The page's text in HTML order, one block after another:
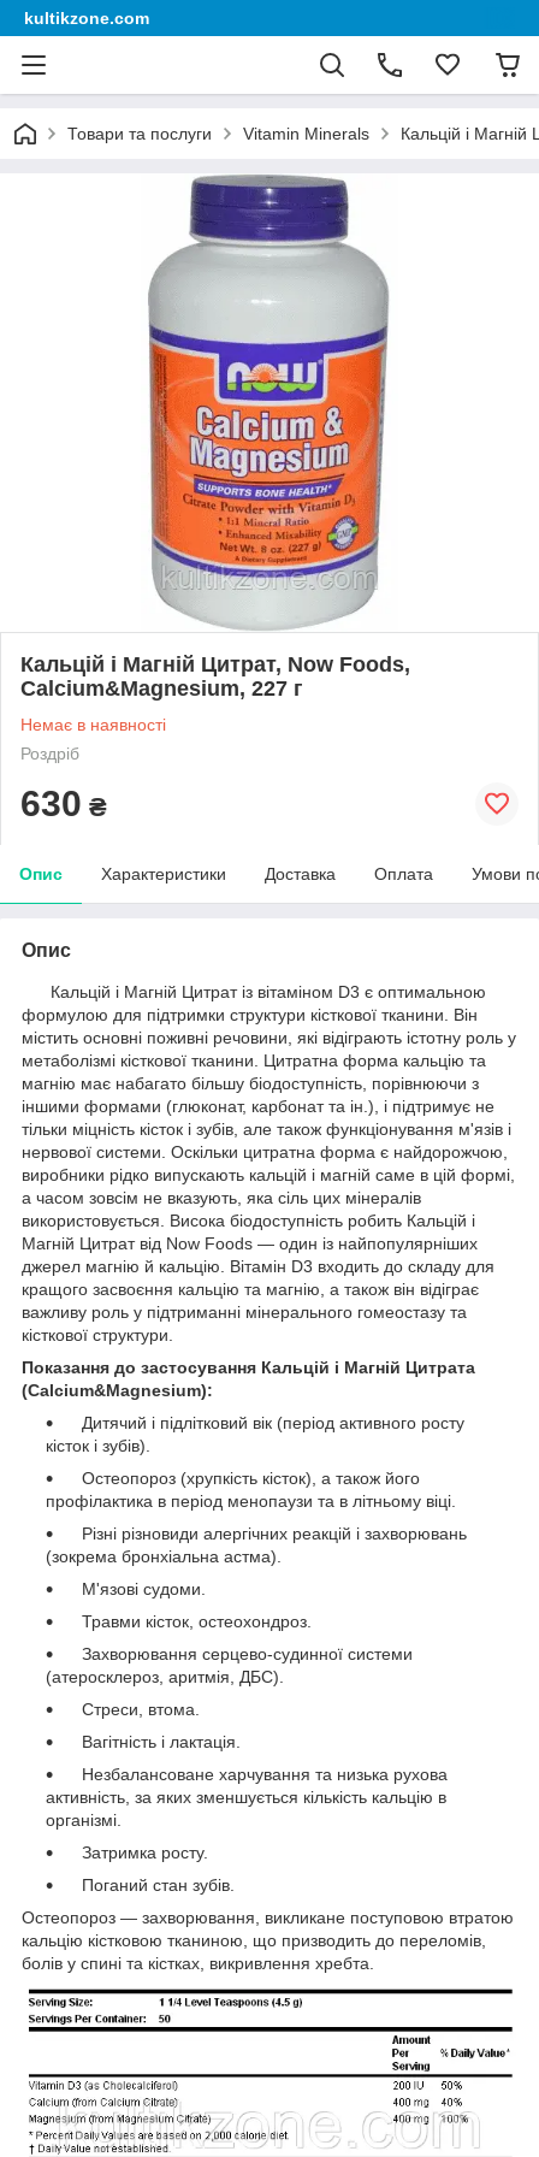
kultikzone.com
Товари та послуги Vitamin Minerals Кальцій і
Кальцій і Магній Цитрат, Now Foods,
Calcium&Magnesium, 227 г
Немає в наявності
Роздріб
630 ₴
Опис Характеристики Доставка Оплата Умови
Опис
Кальцій і Магній Цитрат із вітаміном D3 є оптимальною
формулою для підтримки структури кісткової тканини. Він
містить основні поживні речовини, які відіграють істотну роль у
метаболізмі кісткової тканини. Цитратна форма кальцію та
магнію має набагато більшу біодоступність, порівнюючи з
іншими формами (глюконат, карбонат та ін.), і підтримує не
тільки міцність кісток і зубів, але також функціонування м'язів і
нервової системи. Оскільки цитратна форма є найдорожчою,
виробники рідко випускають кальцій і магній саме в цій формі,
а часом зовсім не вказують, яка сіль цих мінералів
використовується. Висока біодоступність робить Кальцій і
Магній Цитрат від Now Foods — один із найпопулярніших
джерел магнію й кальцію. Вітамін D3 входить до складу для
кращого засвоєння кальцію та магнію, а також він відіграє
важливу роль у підтриманні мінерального гомеостазу та
кісткової структури.
Показання до застосування Кальцій і Магній Цитрата
(Calcium&Magnesium):
Дитячий і підлітковий вік (період активного росту
кісток і зубів).
Остеопороз (хрупкість кісток), а також його
профілактика в період менопаузи та в літньому віці.
Різні різновиди алергічних реакцій і захворювань
(зокрема бронхіальна астма).
М'язові судоми.
Травми кісток, остеохондроз.
Захворювання серцево-судинної системи
(атеросклероз, аритмія, ДБС).
Стреси, втома.
Вагітність і лактація.
Незбалансоване харчування та низька рухова
активність, за яких зменшується кількість кальцію в
організмі.
Затримка росту.
Поганий стан зубів.
Остеопороз — захворювання, викликане поступовою втратою
кальцію кістковою тканиною, що призводить до переломів,
болів у спині та кістках, викривлення хребта.